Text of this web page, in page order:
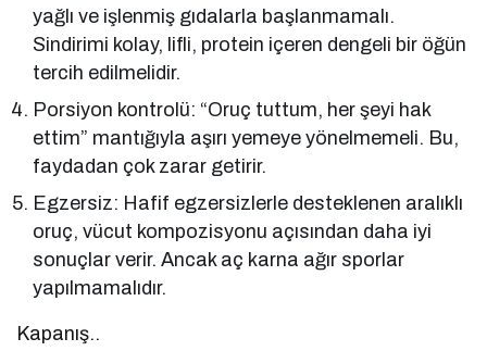
yağlı ve işlenmiş gıdalarla başlanmamalı.
Sindirimi kolay, lifli, protein içeren dengeli bir öğün
tercih edilmelidir.
Porsiyon kontrolü: “Oruç tuttum, her şeyi hak
ettim” mantığıyla aşırı yemeye yönelmemeli. Bu,
faydadan çok zarar getirir.
Egzersiz: Hafif egzersizlerle desteklenen aralıklı
oruç, vücut kompozisyonu açısından daha iyi
sonuçlar verir. Ancak aç karna ağır sporlar
yapılmamalıdır.
Kapanış..